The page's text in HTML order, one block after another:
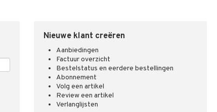
Nieuwe klant creëren
Aanbiedingen
Factuur overzicht
Bestelstatus en eerdere bestellingen
Abonnement
Volg een artikel
Review een artikel
Verlanglijsten